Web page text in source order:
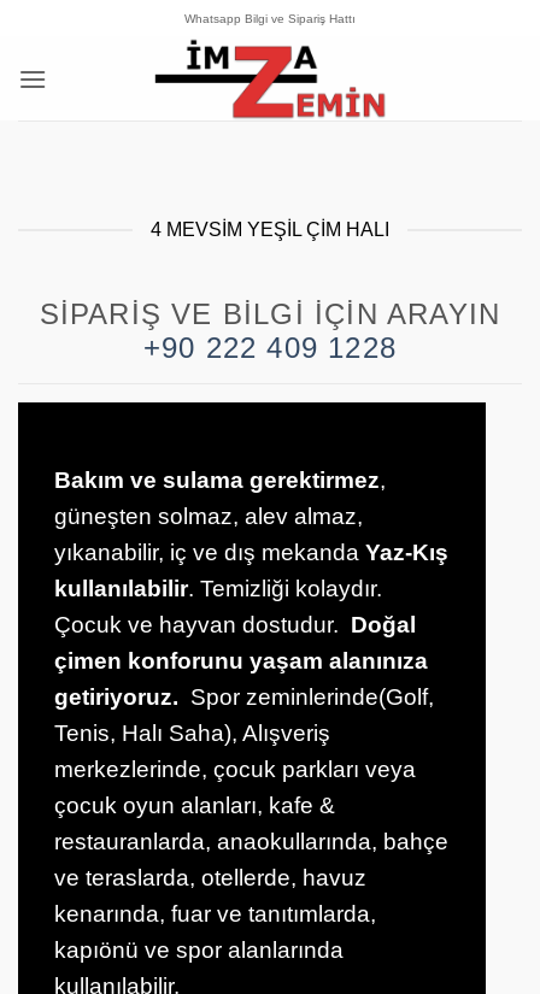
Whatsapp Bilgi ve Sipariş Hattı
4 MEVSIM YEŞIL ÇIM HALI
SIPARIŞ VE BILGI İÇIN ARAYIN
+90 222 409 1228
Bakım ve sulama gerektirmez,
güneşten solmaz, alev almaz,
yıkanabilir, iç ve dış mekanda Yaz-Kış
kullanılabilir. Temizliği kolaydır.
Çocuk ve hayvan dostudur. Doğal
çimen konforunu yaşam alanınıza
getiriyoruz. Spor zeminlerinde(Golf,
Tenis, Halı Saha), Alışveriş
merkezlerinde, çocuk parkları veya
çocuk oyun alanları, kafe &
restauranlarda, anaokullarında, bahçe
ve teraslarda, otellerde, havuz
kenarında, fuar ve tanıtımlarda,
kapıönü ve spor alanlarında
kullanılabilir.